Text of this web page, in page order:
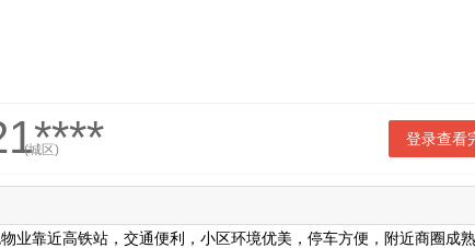
(城区)
登录查看
业靠近高铁站，交通便利，小区环境优美，停车方便，附近商圈成熟